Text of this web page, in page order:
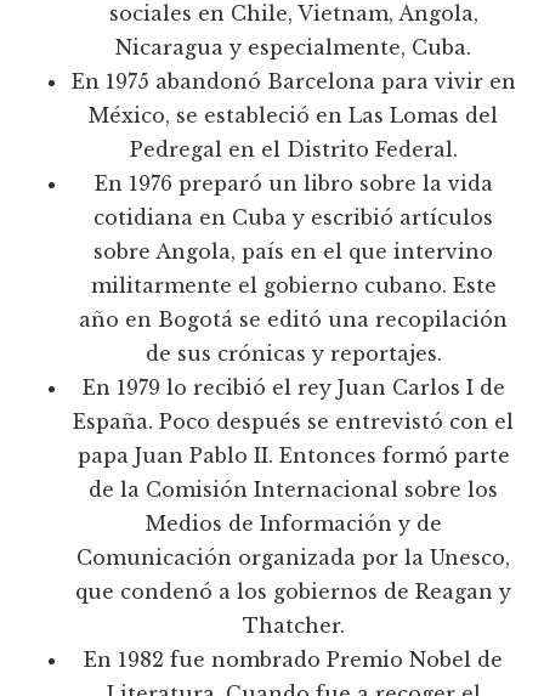
sociales en Chile, Vietnam, Angola,
Nicaragua y especialmente, Cuba.
En 1975 abandonó Barcelona para vivir en
México, se estableció en Las Lomas del
Pedregal en el Distrito Federal.
En 1976 preparó un libro sobre la vida
cotidiana en Cuba y escribió artículos
sobre Angola, país en el que intervino
militarmente el gobierno cubano. Este
año en Bogotá se editó una recopilación
de sus crónicas y reportajes.
En 1979 lo recibió el rey Juan Carlos I de
España. Poco después se entrevistó con el
papa Juan Pablo II. Entonces formó parte
de la Comisión Internacional sobre los
Medios de Información y de
Comunicación organizada por la Unesco,
que condenó a los gobiernos de Reagan y
Thatcher.
En 1982 fue nombrado Premio Nobel de